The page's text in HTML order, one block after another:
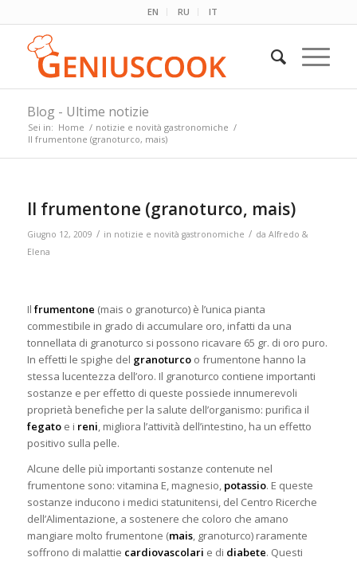
EN RU IT
Blog - Ultime notizie
Sei in: Home / notizie e novità gastronomiche /
Il frumentone (granoturco, mais)
Il frumentone (granoturco, mais)
Giugno 12, 2009 / in notizie e novità gastronomiche / da Alfredo &
Elena
Il frumentone (mais o granoturco) è l’unica pianta
commestibile in grado di accumulare oro, infatti da una
tonnellata di granoturco si possono ricavare 65 gr. di oro puro.
In effetti le spighe del granoturcoo frumentone hanno la
stessa lucentezza dell’oro. Il granoturco contiene importanti
sostanze e per effetto di queste possiede innumerevoli
proprietà benefiche per la salute dell’organismo: purifica il
fegatoe i reni, migliora l’attività dell’intestino, ha un effetto
positivo sulla pelle.
Alcune delle più importanti sostanze contenute nel
frumentone sono: vitamina E, magnesio, potassio. E queste
sostanze inducono i medici statunitensi, del Centro Ricerche
dell’Alimentazione, a sostenere che coloro che amano
mangiare molto frumentone (mais, granoturco) raramente
soffrono di malattie cardiovascolari e di diabete. Questi